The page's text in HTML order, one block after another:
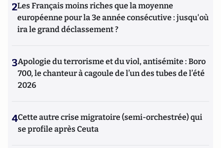
2Les Français moins riches que la moyenne
européenne pour la 3e année consécutive : jusqu'où
ira le grand déclassement ?
3Apologie du terrorisme et du viol, antisémite : Boro
700, le chanteur à cagoule de l’un des tubes de l’été
2026
4Cette autre crise migratoire (semi-orchestrée) qui
se profile après Ceuta